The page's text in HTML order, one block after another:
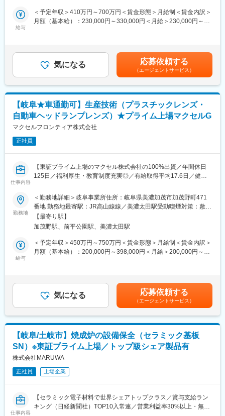
可能にしました。当社の製品やシステムが、24時間止めてはなら
ない医療現場の安心安全や、医療従事者の負担軽減に大きく貢献
しています。
品が多数あります。寡占市場だからこそ、競合製品を使っている
顧客からいかにシェアを獲得するか試行錯誤する面白さがありま
す。
Iot化に伴う環境構築/基幹システムとのAPI連携/工作機械ソフトウ
ェア開発/航空機関連システム開発/Java、oracleを用いた生産課管
■エンジニアファースト
社長が元技術者という事もあり、技術者をとても大切する会社で
す。 当社では「入社後の活躍」を目的に、採用～入社後までエン
ジニアの方と向き合う体制を整えています。
面接では配属先案件を熟知している営業が対応し、ご希望が叶う
配属先候補を提示。また入社後も専属担当がキャリアサポート的
な面も含めみなさんをサポートします。営業一人が担当するエン
ジニアは20～30人とフォローが行き届く体制です。
ャリア実現に向け営業が伴走します！
※フォロー詳細は「選考方法欄」をご確認ください
■企業の特徴
<幅広い技術のスキルアップ>
これまで600社以上、5000件以上の実績がある当社では、上流工
程の案件を中心に実に幅広い案件をお預かりしています。また
「委託業務」及び「受託開発」の拡大を図っており、様々な選択
肢の中から希望を踏まえたスキルやキャリアに合ったプロジェク
トに参画できます。
のスペシャリストとして活躍して欲しいと考えています。実際15
年以上同一配属先にて就業されている方も。
新たな技術を学びたい等、配属先の変更相談は、JOBローテーシ
てきたスキル及びご希望を踏まえたキャリアプランを一緒に考え
ます。
変更の範囲：本文参照
給与
＜予定年収＞410万円～700万円＜賃金形態＞月給制＜賃金内訳＞
月額（基本給）：230,000円～330,000円＜月給＞230,000円～
円/35歳(主任)505万円（基本給＋賞与＋残業代を含む）※大卒理
系・22歳入社の事例賃金はあくまでも目安の金額であり、選考を
通じて上下する可能性があります。月給(月額)は固定手当を含めた
表記です。
気になる 応募依頼する
（エージェントサービス）
【岐阜★車通勤可】生産技術（プラスチックレンズ・
自動車ヘッドランプレンズ）★プライム上場マクセルG
マクセルフロンティア株式会社
正社員
仕事内容
【東証プライム上場のマクセル株式会社の100%出資／年間休日
125日／福利厚生・教育制度充実◎／有給取得平均17.6日／健康
欠かせない、将来性のあるやりがいの大きい仕事】
■業務内容：
当社で自動化・省人化設備・治具の開発業務を担当していただき
ます。プラスチックレンズ成形の生産性を向上させる設備の構
想、設計、立ち上げまで携わることができます。
■業務詳細：
自社開発設備の仕様構想、リスクアセスメント、詳細設計、調
当社は30年以上の歴史を持ち、最高品質の車載用ヘッドライト用
レンズを供給し、社会に貢献しています。事故のない社会を実現
名、宮城7名）
■キャリアパス：
◇入社後～1年目：サポートを受けながら業務の基礎を学ぶ
◇2～5年目：設計や仕様構想など幅広い業務を担当し、業務での
知識を活かして資格取得も可能
◇5年目以降：適性に応じてマネジメントの立場も担う
■働き方＆福利厚生：
・年間休日は125日で残業も月平均20hと働きやすい職場環境で
す。会社全体として残業を行う風土がないことも特徴です。
・産休や育休も取りやすく、男性の育児休暇利用も多く、子ども
勤務地
＜勤務地詳細＞岐阜事業所住所：岐阜県美濃加茂市加茂野町471
番地 勤務地最寄駅：JR高山線線／美濃太田駅受動喫煙対策：敷地
内喫煙可能場所あり変更の範囲：会社の定める事業所
【最寄り駅】
加茂野駅、前平公園駅、美濃太田駅
給与
＜予定年収＞450万円～750万円＜賃金形態＞月給制＜賃金内訳＞
月額（基本給）：200,000円～398,000円＜月給＞200,000円～
金額であり、選考を通じて上下する可能性があります。月給(月額)
は固定手当を含めた表記です。
気になる 応募依頼する
（エージェントサービス）
【岐阜/土岐市】焼成炉の設備保全（セラミック基板
SN）※東証プライム上場／トップ級シェア製品有
株式会社MARUWA
正社員 上場企業
仕事内容
【セラミック電子材料で世界シェアトップクラス／賞与支給ラン
キング（日経新聞社）TOP10入常連／営業利益率30%以上・無借